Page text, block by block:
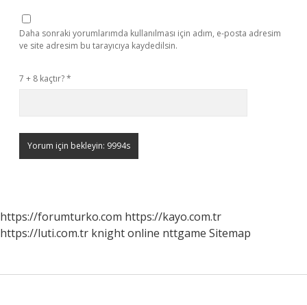
Daha sonraki yorumlarımda kullanılması için adım, e-posta adresim
ve site adresim bu tarayıcıya kaydedilsin.
7 + 8 kaçtır?*
https://forumturko.com https://kayo.com.tr
https://luti.com.tr knight online nttgame Sitemap